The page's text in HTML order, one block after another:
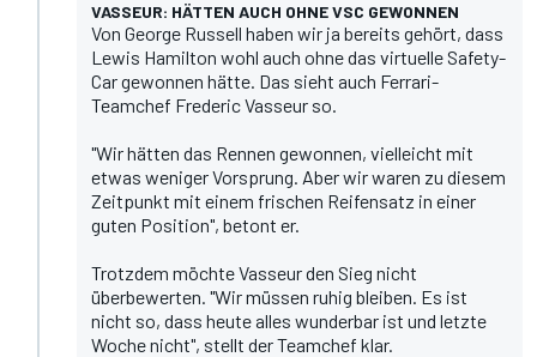
VASSEUR: HÄTTEN AUCH OHNE VSC GEWONNEN
Von George Russell haben wir ja bereits gehört, dass
Lewis Hamilton wohl auch ohne das virtuelle Safety-
Car gewonnen hätte. Das sieht auch Ferrari-
Teamchef Frederic Vasseur so.
"Wir hätten das Rennen gewonnen, vielleicht mit
etwas weniger Vorsprung. Aber wir waren zu diesem
Zeitpunkt mit einem frischen Reifensatz in einer
guten Position", betont er.
Trotzdem möchte Vasseur den Sieg nicht
überbewerten. "Wir müssen ruhig bleiben. Es ist
nicht so, dass heute alles wunderbar ist und letzte
Woche nicht", stellt der Teamchef klar.